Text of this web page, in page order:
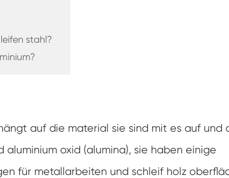
stahl?
auf die material sie sind mit es auf und
oxid (alumina), sie haben einige
für metallarbeiten und schleif holz